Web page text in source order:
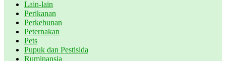
Lain-lain
Perikanan
Perkebunan
Peternakan
Pets
Pupuk dan Pestisida
Ruminansia